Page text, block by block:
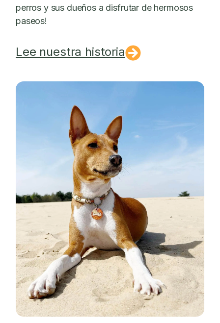
perros y sus dueños a disfrutar de hermosos
paseos!
Lee nuestra historia